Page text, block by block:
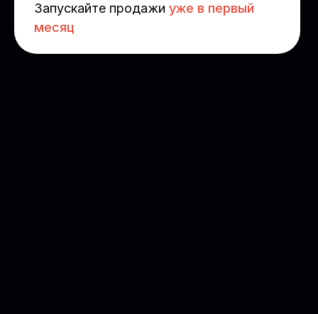
Запускайте продажи уже в первый
месяц